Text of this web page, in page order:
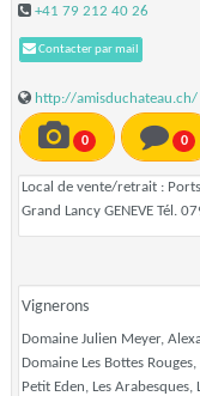
+41 79 212 40 26
Contacter par mail
http://amisduchateau.ch/
0 0
Local de vente/retrait :
Grand Lancy GENEVE Tél.
Vignerons
Domaine Julien Meyer,
Domaine Les Bottes
Petit Eden, Les